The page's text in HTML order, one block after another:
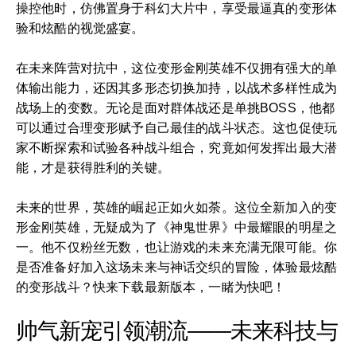
操控他时，仿佛置身于科幻大片中，享受最逼真的变形体
验和炫酷的视觉盛宴。
在未来阵营对抗中，这位变形金刚英雄不仅拥有强大的单
体输出能力，还因其多形态切换加持，以战术多样性成为
战场上的变数。无论是面对群体战还是单挑BOSS，他都
可以通过合理变形赋予自己最佳的战斗状态。这也促使玩
家不断探索和试验各种战斗组合，究竟如何发挥出最大潜
能，才是获得胜利的关键。
未来的世界，英雄的崛起正如火如荼。这位全新加入的变
形金刚英雄，无疑成为了《神鬼世界》中最耀眼的明星之
一。他不仅粉丝无数，也让游戏的未来充满无限可能。你
是否准备好加入这场未来与神话交织的冒险，体验最炫酷
的变形战斗？快来下载最新版本，一睹为快吧！
帅气新宠引领潮流——未来科技与